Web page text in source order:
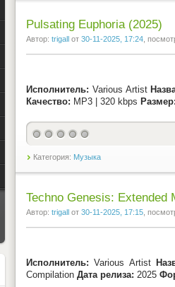
Pulsating Euphoria (2025)
Автор: trigall от 30-11-2025, 17:24 ,
Исполнитель: Various Artist
Качество: MP3 | 320 kbps Размер:
Категория: Музыка
Techno Genesis: Extended
Автор: trigall от 30-11-2025, 17:15 ,
Исполнитель: Various Artist
Compilation Дата релиза: 2025